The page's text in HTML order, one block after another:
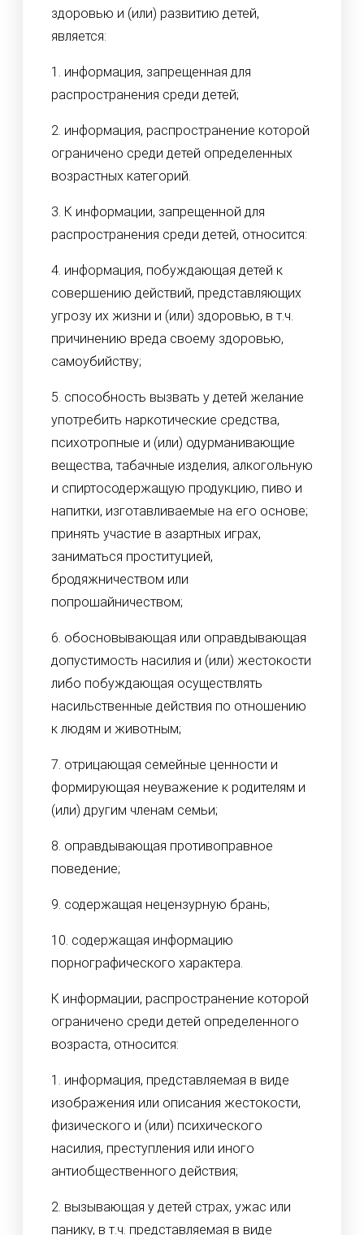
здоровью и (или) развитию детей,
является:
1. информация, запрещенная для
распространения среди детей;
2. информация, распространение которой
ограничено среди детей определенных
возрастных категорий.
3. К информации, запрещенной для
распространения среди детей, относится:
4. информация, побуждающая детей к
совершению действий, представляющих
угрозу их жизни и (или) здоровью, в т.ч.
причинению вреда своему здоровью,
самоубийству;
5. способность вызвать у детей желание
употребить наркотические средства,
психотропные и (или) одурманивающие
вещества, табачные изделия, алкогольную
и спиртосодержащую продукцию, пиво и
напитки, изготавливаемые на его основе;
принять участие в азартных играх,
заниматься проституцией,
бродяжничеством или
попрошайничеством;
6. обосновывающая или оправдывающая
допустимость насилия и (или) жестокости
либо побуждающая осуществлять
насильственные действия по отношению
к людям и животным;
7. отрицающая семейные ценности и
формирующая неуважение к родителям и
(или) другим членам семьи;
8. оправдывающая противоправное
поведение;
9. содержащая нецензурную брань;
10. содержащая информацию
порнографического характера.
К информации, распространение которой
ограничено среди детей определенного
возраста, относится:
1. информация, представляемая в виде
изображения или описания жестокости,
физического и (или) психического
насилия, преступления или иного
антиобщественного действия;
2. вызывающая у детей страх, ужас или
панику, в т.ч. представляемая в виде